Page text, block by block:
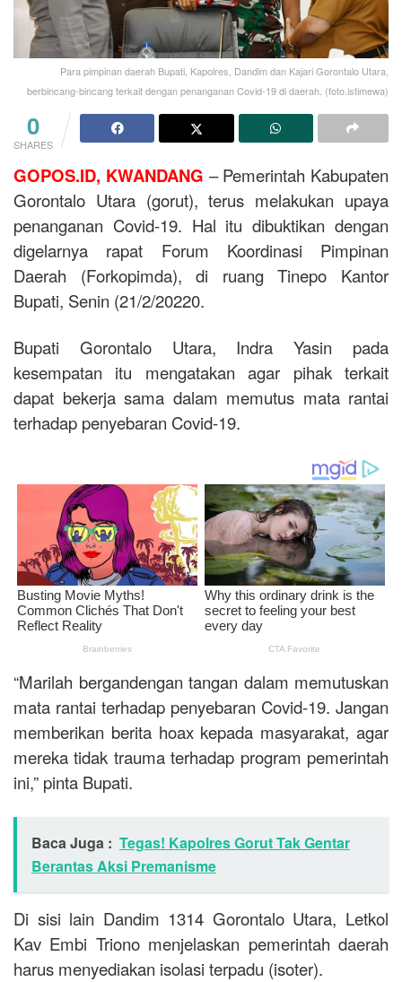
Para pimpinan daerah Bupati, Kapolres, Dandim dan Kajari Gorontalo Utara,
berbincang-bincang terkait dengan penanganan Covid-19 di daerah. (foto.istimewa)
0
SHARES
GOPOS.ID, KWANDANG – Pemerintah Kabupaten
Gorontalo Utara (gorut), terus melakukan upaya
penanganan Covid-19. Hal itu dibuktikan dengan
digelarnya rapat Forum Koordinasi Pimpinan
Daerah (Forkopimda), di ruang Tinepo Kantor
Bupati, Senin (21/2/20220.
Bupati Gorontalo Utara, Indra Yasin pada
kesempatan itu mengatakan agar pihak terkait
dapat bekerja sama dalam memutus mata rantai
terhadap penyebaran Covid-19.
“Marilah bergandengan tangan dalam memutuskan
mata rantai terhadap penyebaran Covid-19. Jangan
memberikan berita hoax kepada masyarakat, agar
mereka tidak trauma terhadap program pemerintah
ini,” pinta Bupati.
Baca Juga : Tegas! Kapolres Gorut Tak Gentar
Berantas Aksi Premanisme
Di sisi lain Dandim 1314 Gorontalo Utara, Letkol
Kav Embi Triono menjelaskan pemerintah daerah
harus menyediakan isolasi terpadu (isoter).